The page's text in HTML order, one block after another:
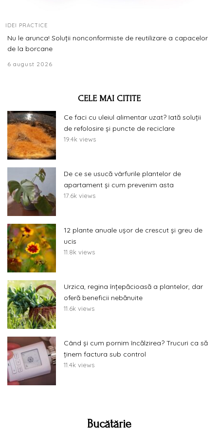
IDEI PRACTICE
Nu le arunca! Soluții nonconformiste de reutilizare a capacelor
de la borcane
6 august 2026
CELE MAI CITITE
Ce faci cu uleiul alimentar uzat? Iată soluții
de refolosire și puncte de reciclare
19.4k views
De ce se usucă vârfurile plantelor de
apartament și cum prevenim asta
17.6k views
12 plante anuale ușor de crescut și greu de
ucis
11.8k views
Urzica, regina înțepăcioasă a plantelor, dar
oferă beneficii nebănuite
11.6k views
Când și cum pornim încălzirea? Trucuri ca să
ținem factura sub control
11.4k views
Bucătărie